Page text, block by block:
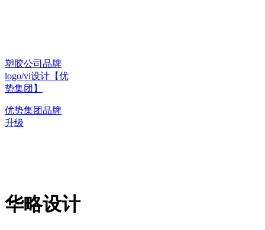
塑胶公司品牌
logo/vi设计【优
势集团】
优势集团品牌
升级
华略设计